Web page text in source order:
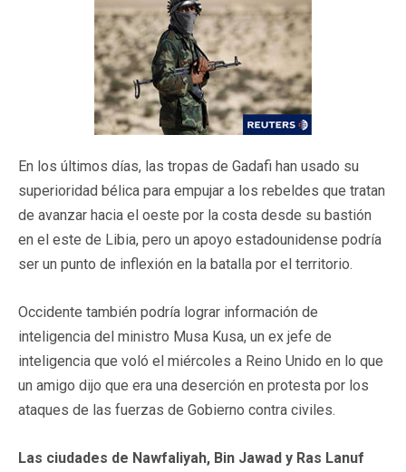
En los últimos días, las tropas de Gadafi han usado su
superioridad bélica para empujar a los rebeldes que tratan
de avanzar hacia el oeste por la costa desde su bastión
en el este de Libia, pero un apoyo estadounidense podría
ser un punto de inflexión en la batalla por el territorio.
Occidente también podría lograr información de
inteligencia del ministro Musa Kusa, un ex jefe de
inteligencia que voló el miércoles a Reino Unido en lo que
un amigo dijo que era una deserción en protesta por los
ataques de las fuerzas de Gobierno contra civiles.
Las ciudades de Nawfaliyah, Bin Jawad y Ras Lanuf